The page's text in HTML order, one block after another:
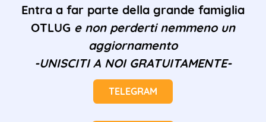
Entra a far parte della grande famiglia
OTLUG e non perderti nemmeno un
aggiornamento
-UNISCITI A NOI GRATUITAMENTE-
TELEGRAM